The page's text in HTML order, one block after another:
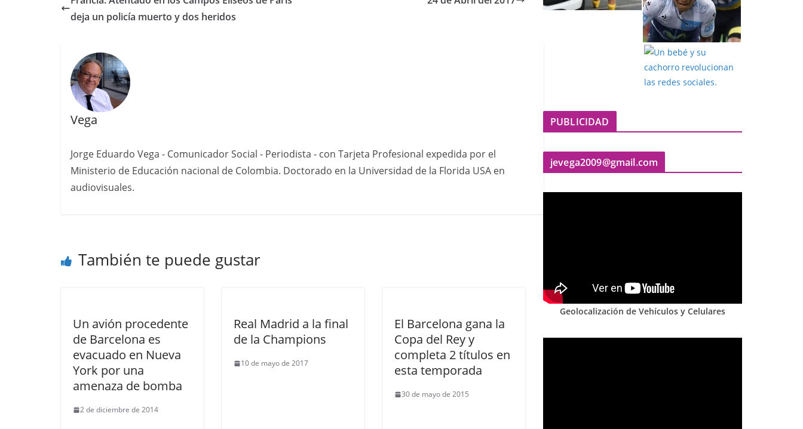
deja un policía muerto y dos heridos
Vega
Jorge Eduardo Vega - Comunicador Social - Periodista - con Tarjeta Profesional expedida por el
Ministerio de Educación nacional de Colombia. Doctorado en la Universidad de la Florida USA en
audiovisuales.
También te puede gustar
Un avión procedente
de Barcelona es
evacuado en Nueva
York por una
amenaza de bomba
2 de diciembre de 2014
Real Madrid a la final
de la Champions
10 de mayo de 2017
El Barcelona gana la
Copa del Rey y
completa 2 títulos en
esta temporada
30 de mayo de 2015
PUBLICIDAD
jevega2009@gmail.com
Geolocalización de Vehículos y Celulares